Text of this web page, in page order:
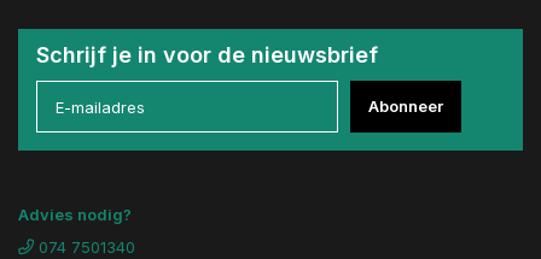
Schrijf je in voor de nieuwsbrief
Abonneer
Advies nodig?
074 7501340